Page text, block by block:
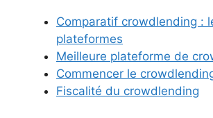
Comparatif crowdlending :
plateformes
Meilleure plateforme de
Commencer le
Fiscalité du crowdlending